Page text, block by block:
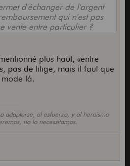
d'échanger de l'argent
qui n'est pas
vente entre particulier ?
plus haut, «entre
pas de litige, mais il faut que
mode là.
adaptarse, al esfuerzo, y al heroismo
no lo necessitamos.